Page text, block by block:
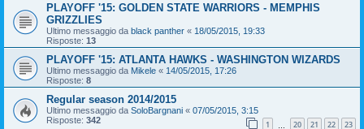
PLAYOFF '15: GOLDEN STATE WARRIORS - MEMPHIS
GRIZZLIES
Ultimo messaggio da black panther « 18/05/2015, 19:33
Risposte: 13
PLAYOFF '15: ATLANTA HAWKS - WASHINGTON WIZARDS
Ultimo messaggio da Mikele « 14/05/2015, 17:26
Risposte: 8
Regular season 2014/2015
Ultimo messaggio da SoloBargnani « 07/05/2015, 3:15
Risposte: 342 1 20 21 22 23